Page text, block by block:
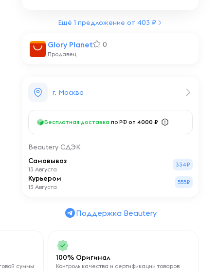
Glory Planet 0
Продавец
г. Москва
Бесплатная доставка по РФ от 4000 ₽
Beautery СДЭК
Самовывоз
13 Августа
334₽
Курьером
13 Августа
555₽
Ещё 1 предложение от 403 ₽
Поддержка Beautery
суммы
100% Оригинал
Контроль качества и сертификации товаров